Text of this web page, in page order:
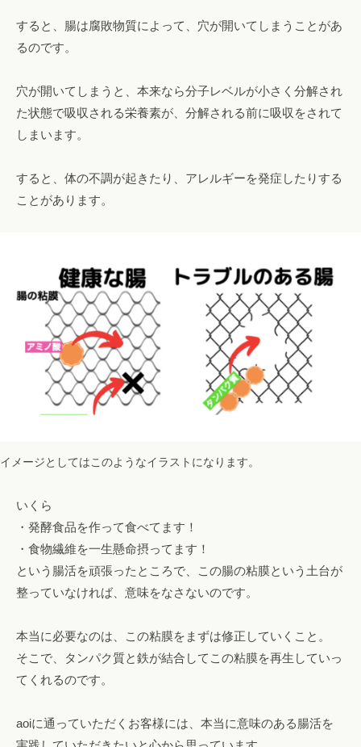
すると、腸は腐敗物質によって、穴が開いてしまうことがあ
るのです。
穴が開いてしまうと、本来なら分子レベルが小さく分解され
た状態で吸収される栄養素が、分解される前に吸収をされて
しまいます。
すると、体の不調が起きたり、アレルギーを発症したりする
ことがあります。
イメージとしてはこのようなイラストになります。
いくら
・発酵食品を作って食べてます！
・食物繊維を一生懸命摂ってます！
という腸活を頑張ったところで、この腸の粘膜という土台が
整っていなければ、意味をなさないのです。
本当に必要なのは、この粘膜をまずは修正していくこと。
そこで、タンパク質と鉄が結合してこの粘膜を再生していっ
てくれるのです。
aoiに通っていただくお客様には、本当に意味のある腸活を